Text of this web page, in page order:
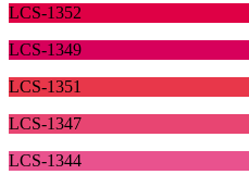
LCS-1352
LCS-1349
LCS-1351
LCS-1347
LCS-1344